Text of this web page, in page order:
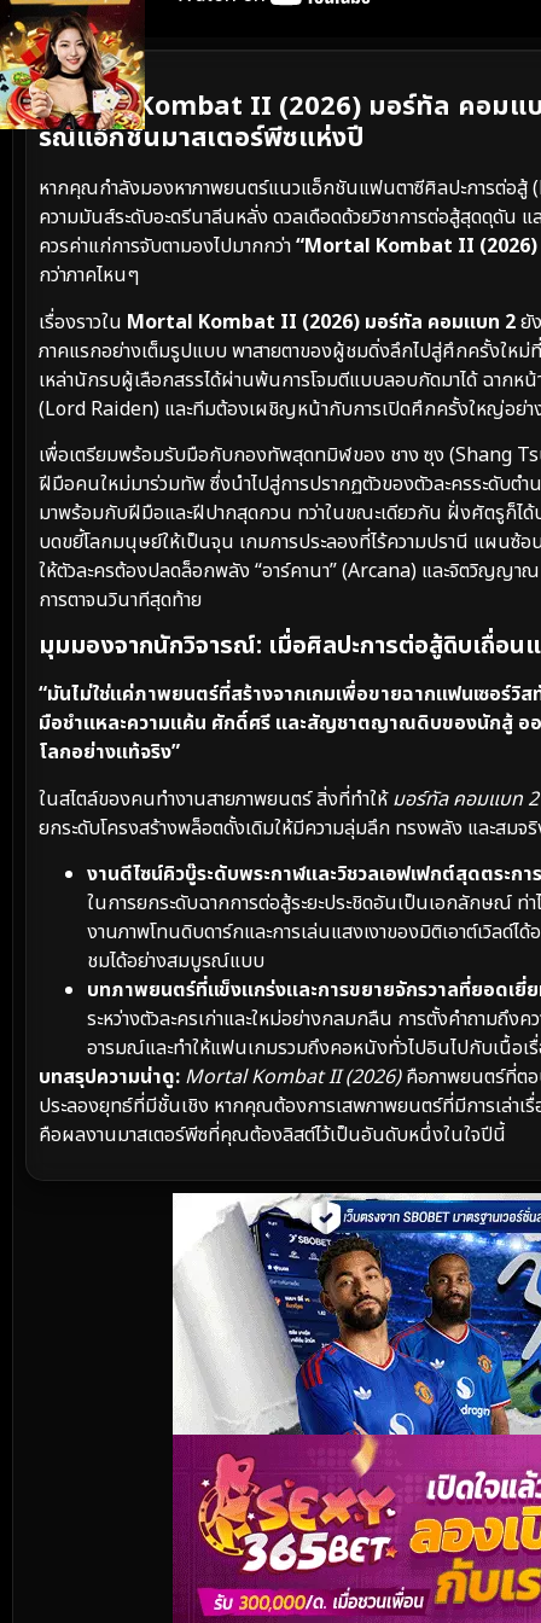
เนื้อเรื่องย่อ
Mortal Kombat II (2026) มอร์ทัล คอมแบ
รณ์แอ็กชันมาสเตอร์พีซแห่งปี
หากคุณกำลังมองหาภาพยนตร์แนวแอ็กชันแฟนตาซีศิลปะการต่อ
ความมันส์ระดับอะดรีนาลีนหลั่ง ดวลเดือดด้วยวิชาการต่อสู้สุดดุดัน
ควรค่าแก่การจับตามองไปมากกว่า“Mortal Kombat II (2026)
กว่าภาคไหนๆ
เรื่องราวใน Mortal Kombat II (2026) มอร์ทัล คอมแบท 2ยั
ภาคแรกอย่างเต็มรูปแบบ พาสายตาของผู้ชมดิ่งลึกไปสู่ศึกครั้งให
เหล่านักรบผู้เลือกสรรได้ผ่านพ้นการโจมตีแบบลอบกัดมาได้ ฉากห
(Lord Raiden) และทีมต้องเผชิญหน้ากับการเปิดศึกครั้งใหญ่อย่า
เพื่อเตรียมพร้อมรับมือกับกองทัพสุดทมิฬของ ชาง ซุง (Shang
ฝีมือคนใหม่มาร่วมทัพ ซึ่งนำไปสู่การปรากฏตัวของตัวละครระดับ
มาพร้อมกับฝีมือและฝีปากสุดกวน ทว่าในขณะเดียวกัน ฝั่งศัตรูก็ไ
บดขยี้โลกมนุษย์ให้เป็นจุน เกมการประลองที่ไร้ความปรานี แผน
ให้ตัวละครต้องปลดล็อกพลัง “อาร์คานา” (Arcana) และจิตวิญญา
การตาจนวินาทีสุดท้าย
มุมมองจากนักวิจารณ์: เมื่อศิลปะการต่อสู้ดิบเถื่อน
“มันไม่ใช่แค่ภาพยนตร์ที่สร้างจากเกมเพื่อขายฉากแฟนเซอร์วิ
มือชำแหละความแค้น ศักดิ์ศรี และสัญชาตญาณดิบของนักสู้ อ
โลกอย่างแท้จริง”
ในสไตล์ของคนทำงานสายภาพยนตร์ สิ่งที่ทำให้มอร์ทัล คอมแบท
ยกระดับโครงสร้างพล็อตดั้งเดิมให้มีความลุ่มลึก ทรงพลัง และสมจ
งานดีไซน์คิวบู๊ระดับพระกาฬและวิชวลเอฟเฟกต์สุดตร
ในการยกระดับฉากการต่อสู้ระยะประชิดอันเป็นเอกลักษณ์ ท่
งานภาพโทนดิบดาร์กและการเล่นแสงเงาของมิติเอาต์เวิลด์ไ
ชมได้อย่างสมบูรณ์แบบ
บทภาพยนตร์ที่แข็งแกร่งและการขยายจักรวาลที่ยอดเยี่
ระหว่างตัวละครเก่าและใหม่อย่างกลมกลืน การตั้งคำถามถึ
อารมณ์และทำให้แฟนเกมรวมถึงคอหนังทั่วไปอินไปกับเนื้อเรื่
บทสรุปความน่าดู: Mortal Kombat II (2026)คือภาพยนตร์ที่ตอ
ประลองยุทธ์ที่มีชั้นเชิง หากคุณต้องการเสพภาพยนตร์ที่มีการเล่าเ
คือผลงานมาสเตอร์พีซที่คุณต้องลิสต์ไว้เป็นอันดับหนึ่งในใจปีนี้